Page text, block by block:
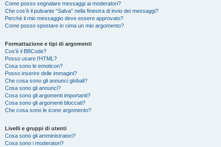
Come posso segnalare messaggi ai moderatori?
Che cos’è il pulsante “Salva” nella finestra di invio dei messaggi?
Perché il mio messaggio deve essere approvato?
Come posso spostare in cima un mio argomento?
Formattazione e tipi di argomenti
Cos’è il BBCode?
Posso usare l’HTML?
Cosa sono le emoticon?
Posso inserire delle immagini?
Che cosa sono gli annunci globali?
Cosa sono gli annunci?
Cosa sono gli argomenti importanti?
Cosa sono gli argomenti bloccati?
Che cosa sono le icone argomento?
Livelli e gruppi di utenti
Cosa sono gli amministratori?
Cosa sono i moderatori?